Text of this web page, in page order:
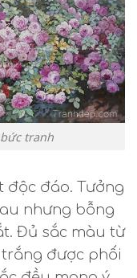
tranh
độc đáo. Tưởng
nhưng bỗng
Đủ sắc màu từ
được phối